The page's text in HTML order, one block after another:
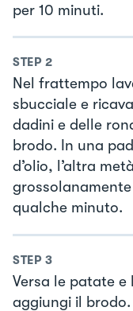
per 10 minuti.
STEP 2
Nel frattempo
sbucciale e
dadini e delle
brodo. In una
d’olio, l’altra
qualche minuto.
STEP 3
Versa le patate
aggiungi il